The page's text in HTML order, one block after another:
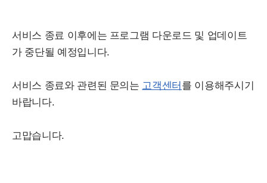
서비스 종료 이후에는 프로그램 다운로드 및 업데이트
가 중단될 예정입니다.
서비스 종료와 관련된 문의는 고객센터 를 이용해주시기
바랍니다.
고맙습니다.